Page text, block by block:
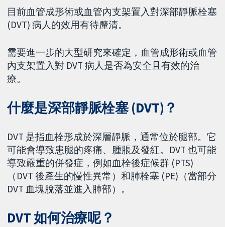
目前血管成形術或血管內支架置入對深部靜脈栓塞
(DVT) 病人的效用有待釐清。
需要進一步的大型研究來確定，血管成形術或血管
內支架置入對 DVT 病人是否為安全且有效的治
療。
什麼是深部靜脈栓塞 (DVT)？
DVT 是指血栓形成於深層靜脈，通常位於腿部。它
可能會導致患腿的疼痛、腫脹及發紅。DVT 也可能
導致嚴重的併發症，例如血栓後症候群 (PTS)
（DVT 後產生的慢性異常）和肺栓塞 (PE)（當部分
DVT 血塊脫落並進入肺部）。
DVT 如何治療呢？